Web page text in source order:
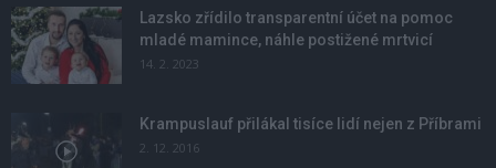
Lazsko zřídilo transparentní účet na pomoc
mladé mamince, náhle postižené mrtvicí
14. 2. 2023
Krampuslauf přilákal tisíce lidí nejen z Příbrami
2. 12. 2016